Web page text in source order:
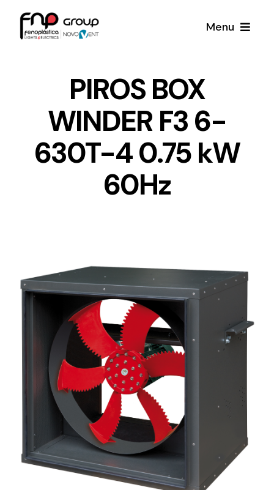
Menu
Iluminación y Material Eléctrico
Lighting and Electrical
Equipment
Complete solutions in lighting and electrical
material for each project and need
Ventilación
Amplia gama de ventiladores y equipos de
Noticias
Proyectos
Sobre Nosotros
PIROS BOX
WINDER F3 6-
630T-4 0.75 kW
60Hz